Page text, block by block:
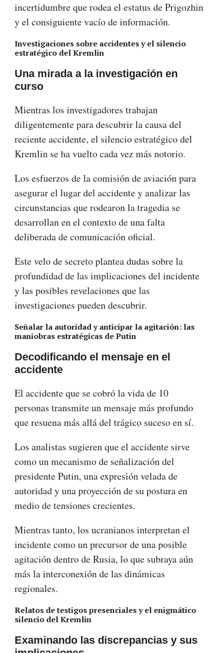
incertidumbre que rodea el estatus de Prigozhin
y el consiguiente vacío de información.
Investigaciones sobre accidentes y el silencio
estratégico del Kremlin
Una mirada a la investigación en
curso
Mientras los investigadores trabajan
diligentemente para descubrir la causa del
reciente accidente, el silencio estratégico del
Kremlin se ha vuelto cada vez más notorio.
Los esfuerzos de la comisión de aviación para
asegurar el lugar del accidente y analizar las
circunstancias que rodearon la tragedia se
desarrollan en el contexto de una falta
deliberada de comunicación oficial.
Este velo de secreto plantea dudas sobre la
profundidad de las implicaciones del incidente
y las posibles revelaciones que las
investigaciones pueden descubrir.
Señalar la autoridad y anticipar la agitación: las
maniobras estratégicas de Putin
Decodificando el mensaje en el
accidente
El accidente que se cobró la vida de 10
personas transmite un mensaje más profundo
que resuena más allá del trágico suceso en sí.
Los analistas sugieren que el accidente sirve
como un mecanismo de señalización del
presidente Putin, una expresión velada de
autoridad y una proyección de su postura en
medio de tensiones crecientes.
Mientras tanto, los ucranianos interpretan el
incidente como un precursor de una posible
agitación dentro de Rusia, lo que subraya aún
más la interconexión de las dinámicas
regionales.
Relatos de testigos presenciales y el enigmático
silencio del Kremlin
Examinando las discrepancias y sus